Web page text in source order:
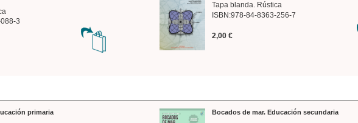
3
Tapa blanda. Rústica
ISBN:978-84-8363-256-7
2,00 €
primaria Bocados de mar. Educación secundaria